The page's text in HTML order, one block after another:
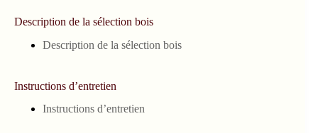
Description de la sélection bois
Description de la sélection bois
Instructions d’entretien
Instructions d’entretien